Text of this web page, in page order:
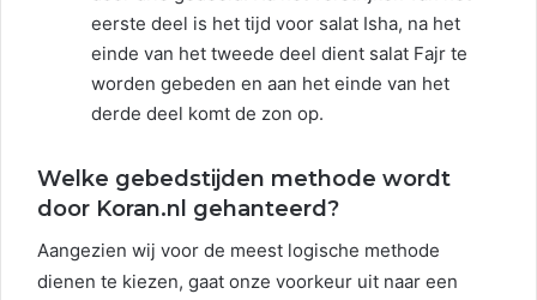
eerste deel is het tijd voor salat Isha, na het
einde van het tweede deel dient salat Fajr te
worden gebeden en aan het einde van het
derde deel komt de zon op.
Welke gebedstijden methode wordt
door Koran.nl gehanteerd?
Aangezien wij voor de meest logische methode
dienen te kiezen, gaat onze voorkeur uit naar een